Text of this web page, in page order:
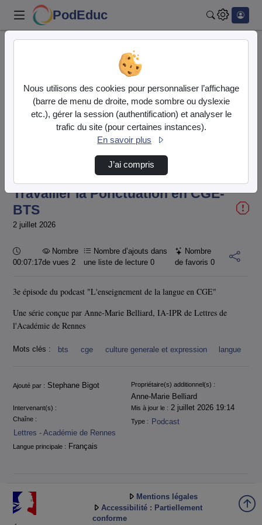
PodEduc
Travailler la Ponctuation en CGE-BTS
Durée
07:17:679
100.00%
Travailler la Ponctuation en CGE-
BTS
2 juillet 2026
Durée :
00:07:17
Nombre
de vues 2
Nombre d’ajouts dans
une liste de lecture0
Nombre
de favoris 0
3e épisode du podcast "L'enseignement de la langue en CGE"
Une série conçue par Anne-Marie Belliard, IA-IPR de Lettres de
l'Académie de Rennes
Mots clés : bts cge culture generale et expression langue
Informations
Ajouté par : Stephane Bigot Propriétaire(s) additionnel(s) :
Anne-Marie Belliard
Intervenant(s) : Mis à jour le : 2 juillet 2026 19:14
Chaîne :
Lettres - Académie de Rennes
Type : Podcast
Langue principale : Français
Mentions légales
Accessibilité : Partiellement
conforme
Nous utilisons des cookies pour personnaliser l’affichage
(barre de menu de droite, mode sombre ou dyslexie
etc.), gérer la session (authentification) et analyser le
trafic du site (pour certaines instances).
En savoir plus
J’ai compris